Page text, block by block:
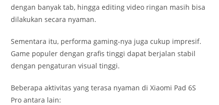
dengan banyak tab, hingga editing video ringan masih bisa
dilakukan secara nyaman.
Sementara itu, performa gaming-nya juga cukup impresif.
Game populer dengan grafis tinggi dapat berjalan stabil
dengan pengaturan visual tinggi.
Beberapa aktivitas yang terasa nyaman di Xiaomi Pad 6S
Pro antara lain: